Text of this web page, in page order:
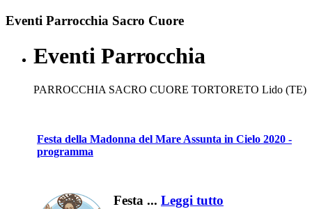
Eventi Parrocchia Sacro Cuore
Eventi Parrocchia
PARROCCHIA SACRO CUORE TORTORETO Lido (TE)
Festa della Madonna del Mare Assunta in Cielo 2020 -
programma
Festa ... Leggi tutto